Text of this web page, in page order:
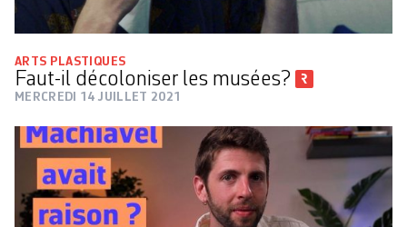
ARTS PLASTIQUES
Faut-il décoloniser les musées?
MERCREDI 14 JUILLET 2021